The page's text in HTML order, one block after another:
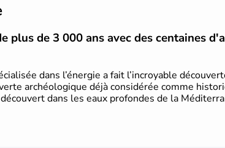
plus de 3 000 ans avec des centaines
dans l’énergie a fait l’incroyable
archéologique déjà considérée comme
dans les eaux profondes de la